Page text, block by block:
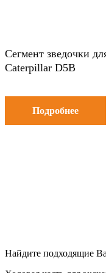
Сегмент зведочки
Caterpillar D5B
Подробнее
Найдите подходящие